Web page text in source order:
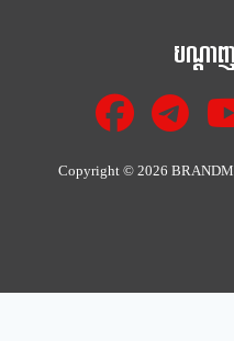
បណ្ដា
Copyright © 2026